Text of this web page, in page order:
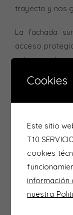
trayecto y nos
La fachada
acceso
velamen de
nave al
caras: la
conciliando
fachada.
protección
confort dentro
Cookies
Este sitio
T10
cookies
información
nuestra